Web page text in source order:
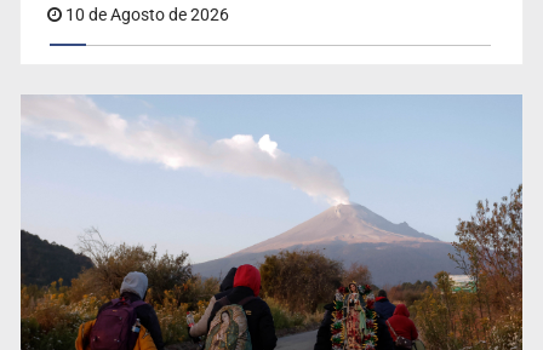
10 de Agosto de 2026